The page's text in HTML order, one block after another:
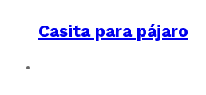
Casita para pájaro